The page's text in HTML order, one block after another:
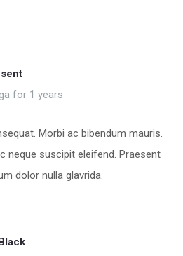
for 1 years
Morbi ac bibendum mauris.
neque suscipit eleifend. Praesent
dolor nulla glavrida.